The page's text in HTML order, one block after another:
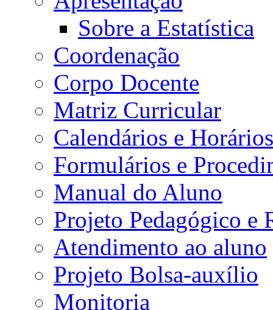
Sobre a Estatística
Coordenação
Corpo Docente
Matriz Curricular
Calendários e Horários
Formulários e
Manual do Aluno
Projeto Pedagógico e
Atendimento ao aluno
Projeto Bolsa-auxílio
Monitoria